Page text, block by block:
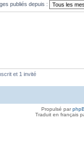
publiés depuis :
et 1 invité
Propulsé par
Traduit en français